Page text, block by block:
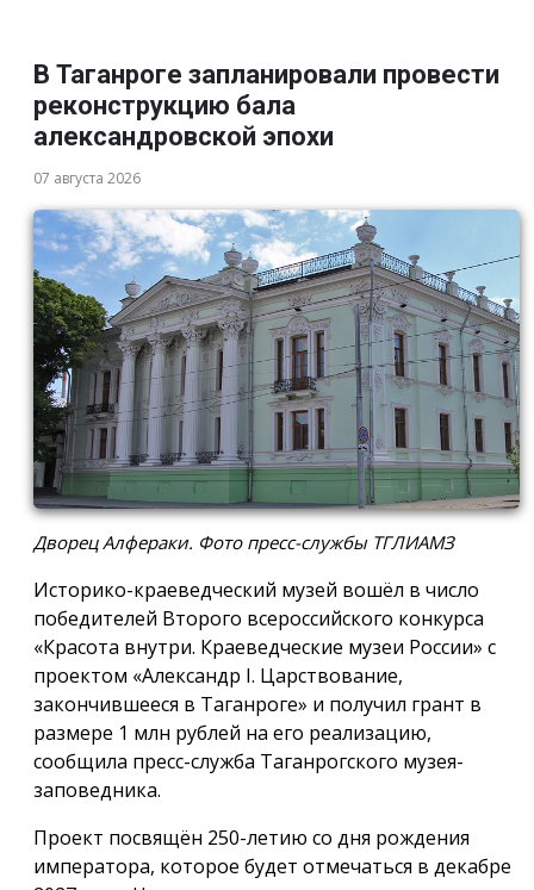
В Таганроге запланировали провести
реконструкцию бала
александровской эпохи
07 августа 2026
Дворец Алфераки. Фото пресс-службы ТГЛИАМЗ
Историко-краеведческий музей вошёл в число
победителей Второго всероссийского конкурса
«Красота внутри. Краеведческие музеи России» с
проектом «Александр I. Царствование,
закончившееся в Таганроге» и получил грант в
размере 1 млн рублей на его реализацию,
сообщила пресс-служба Таганрогского музея-
заповедника.
Проект посвящён 250-летию со дня рождения
императора, которое будет отмечаться в декабре